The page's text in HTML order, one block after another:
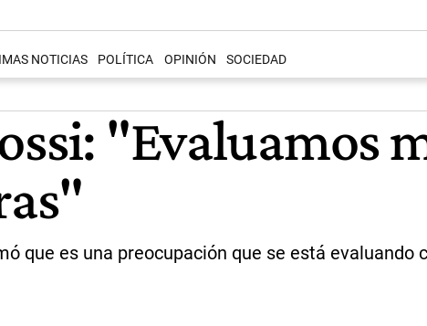
NOTICIAS POLÍTICA OPINIÓN SOCIEDAD
"Evaluamos
que es una preocupación que se está